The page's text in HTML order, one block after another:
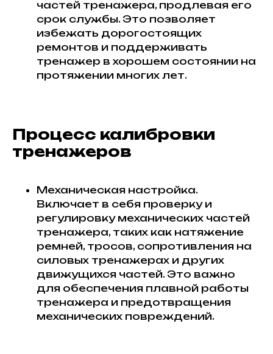
частей тренажера, продлевая его
срок службы. Это позволяет
избежать дорогостоящих
ремонтов и поддерживать
тренажер в хорошем состоянии на
протяжении многих лет.
Процесс калибровки
тренажеров
Механическая настройка.
Включает в себя проверку и
регулировку механических частей
тренажера, таких как натяжение
ремней, тросов, сопротивления на
силовых тренажерах и других
движущихся частей. Это важно
для обеспечения плавной работы
тренажера и предотвращения
механических повреждений.